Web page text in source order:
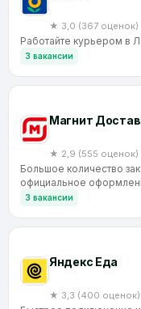
★ 3,0 (367 оценок)
Работайте курьером в
3 вакансии
Магнит
★ 2,9 (555 оценок)
Большое количество
официальное
3 вакансии
Яндекс Еда
★ 3,3 (400 оценок)